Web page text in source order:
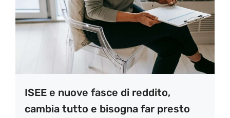
ISEE e nuove fasce di reddito,
cambia tutto e bisogna far presto